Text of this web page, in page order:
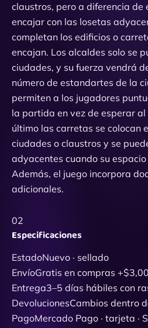
claustros, pero a diferencia de
encajar con las losetas
completan los edificios o
encajan. Los alcaldes solo se
ciudades, y su fuerza vendrá
número de estandartes de la
permiten a los jugadores
la partida en vez de esperar
último las carretas se colocan
ciudades o claustros y se
adyacentes cuando su
Además, el juego incorpora
adicionales.
02
Especificaciones
EstadoNuevo · sellado
EnvíoGratis en compras
Entrega3–5 días hábiles con
DevolucionesCambios dentro
PagoMercado Pago · tarjeta ·